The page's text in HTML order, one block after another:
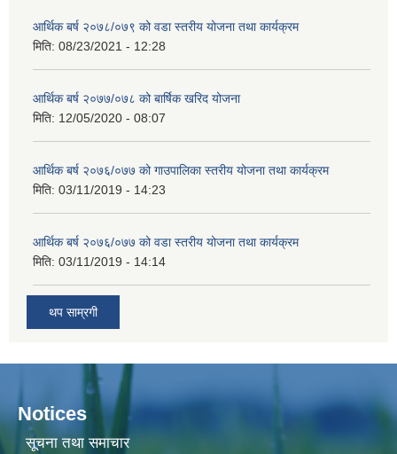
आर्थिक बर्ष २०७८/०७९ को वडा स्तरीय योजना तथा कार्यक्रम
मिति: 08/23/2021 - 12:28
आर्थिक बर्ष २०७७/०७८ को बार्षिक खरिद योजना
मिति: 12/05/2020 - 08:07
आर्थिक बर्ष २०७६/०७७ को गाउपालिका स्तरीय योजना तथा कार्यक्रम
मिति: 03/11/2019 - 14:23
आर्थिक बर्ष २०७६/०७७ को वडा स्तरीय योजना तथा कार्यक्रम
मिति: 03/11/2019 - 14:14
थप साम्रगी
Notices
सूचना तथा समाचार